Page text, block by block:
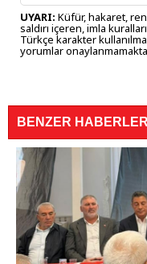
UYARI: Küfür, hakaret,
saldırı içeren, imla
Türkçe karakter
yorumlar
BENZER HABERLER